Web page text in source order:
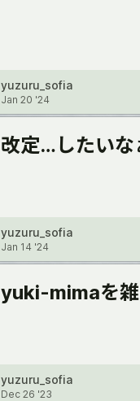
yuzuru_sofia
Jan 20 '24
改定…したい
yuzuru_sofia
Jan 14 '24
yuki-mimaを雑
yuzuru_sofia
Dec 26 '23